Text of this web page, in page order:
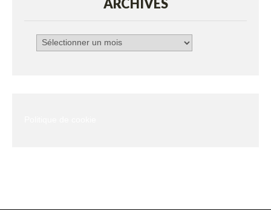
ARCHIVES
Archives